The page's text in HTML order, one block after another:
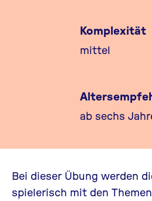
Komplexität
mittel
ab sechs
Bei dieser Übung werden
spielerisch mit den